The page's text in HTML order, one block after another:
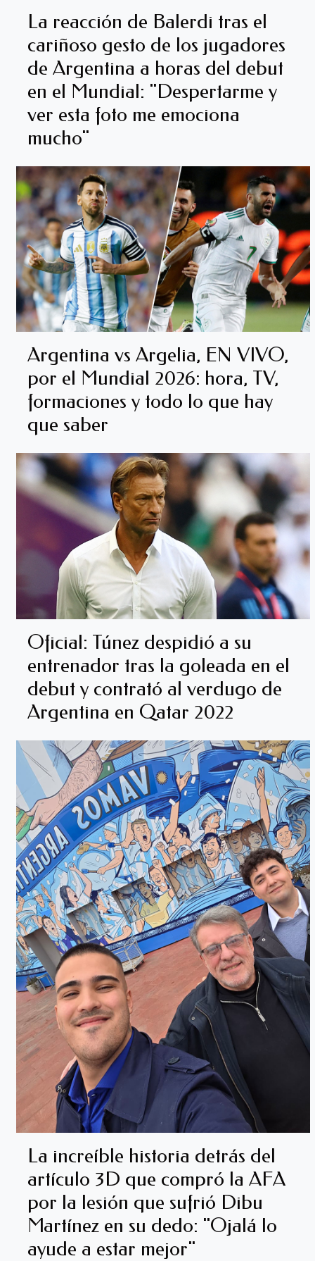
La reacción de Balerdi tras el
cariñoso gesto de los jugadores
de Argentina a horas del debut
en el Mundial: "Despertarme y
ver esta foto me emociona
mucho"
Argentina vs Argelia, EN VIVO,
por el Mundial 2026: hora, TV,
formaciones y todo lo que hay
que saber
Oficial: Túnez despidió a su
entrenador tras la goleada en el
debut y contrató al verdugo de
Argentina en Qatar 2022
La increíble historia detrás del
artículo 3D que compró la AFA
por la lesión que sufrió Dibu
Martínez en su dedo: "Ojalá lo
ayude a estar mejor"